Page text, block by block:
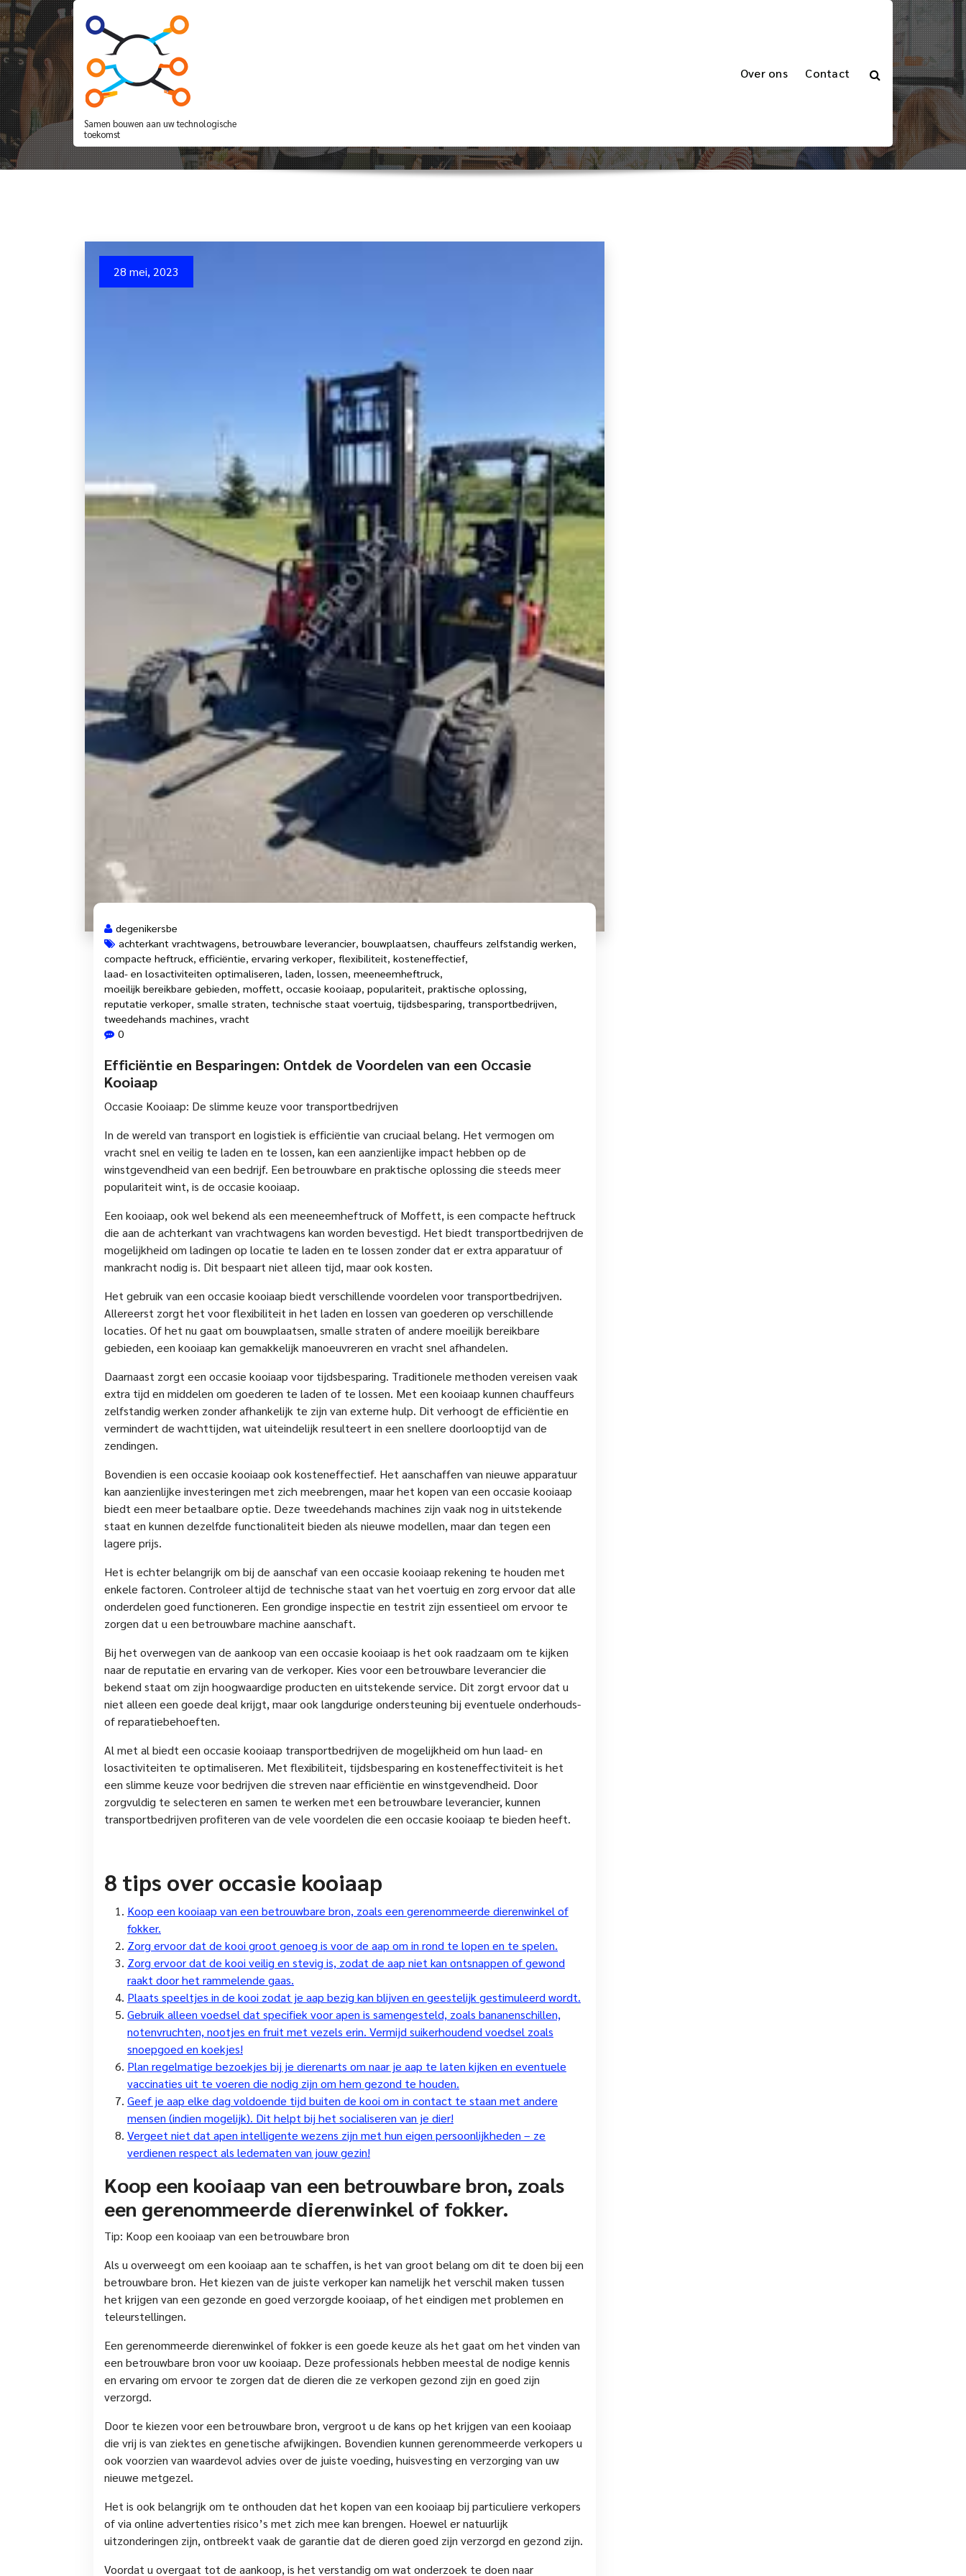
Spring
naar
de
inhoud
Samen bouwen aan uw technologische
toekomst
Over ons Contact
Efficiëntie en Besparingen: Ontdek de Voordelen van een Occasie Kooiaap
28 mei, 2023
degenikersbe
achterkant vrachtwagens, betrouwbare leverancier, bouwplaatsen, chauffeurs zelfstandig werken,
compacte heftruck, efficiëntie, ervaring verkoper, flexibiliteit, kosteneffectief,
laad- en losactiviteiten optimaliseren, laden, lossen, meeneemheftruck,
moeilijk bereikbare gebieden, moffett, occasie kooiaap, populariteit, praktische oplossing,
reputatie verkoper, smalle straten, technische staat voertuig, tijdsbesparing, transportbedrijven,
tweedehands machines, vracht
0
Efficiëntie en Besparingen: Ontdek de Voordelen van een Occasie
Kooiaap
Occasie Kooiaap: De slimme keuze voor transportbedrijven
In de wereld van transport en logistiek is efficiëntie van cruciaal belang. Het vermogen om
vracht snel en veilig te laden en te lossen, kan een aanzienlijke impact hebben op de
winstgevendheid van een bedrijf. Een betrouwbare en praktische oplossing die steeds meer
populariteit wint, is de occasie kooiaap.
Een kooiaap, ook wel bekend als een meeneemheftruck of Moffett, is een compacte heftruck
die aan de achterkant van vrachtwagens kan worden bevestigd. Het biedt transportbedrijven de
mogelijkheid om ladingen op locatie te laden en te lossen zonder dat er extra apparatuur of
mankracht nodig is. Dit bespaart niet alleen tijd, maar ook kosten.
Het gebruik van een occasie kooiaap biedt verschillende voordelen voor transportbedrijven.
Allereerst zorgt het voor flexibiliteit in het laden en lossen van goederen op verschillende
locaties. Of het nu gaat om bouwplaatsen, smalle straten of andere moeilijk bereikbare
gebieden, een kooiaap kan gemakkelijk manoeuvreren en vracht snel afhandelen.
Daarnaast zorgt een occasie kooiaap voor tijdsbesparing. Traditionele methoden vereisen vaak
extra tijd en middelen om goederen te laden of te lossen. Met een kooiaap kunnen chauffeurs
zelfstandig werken zonder afhankelijk te zijn van externe hulp. Dit verhoogt de efficiëntie en
vermindert de wachttijden, wat uiteindelijk resulteert in een snellere doorlooptijd van de
zendingen.
Bovendien is een occasie kooiaap ook kosteneffectief. Het aanschaffen van nieuwe apparatuur
kan aanzienlijke investeringen met zich meebrengen, maar het kopen van een occasie kooiaap
biedt een meer betaalbare optie. Deze tweedehands machines zijn vaak nog in uitstekende
staat en kunnen dezelfde functionaliteit bieden als nieuwe modellen, maar dan tegen een
lagere prijs.
Het is echter belangrijk om bij de aanschaf van een occasie kooiaap rekening te houden met
enkele factoren. Controleer altijd de technische staat van het voertuig en zorg ervoor dat alle
onderdelen goed functioneren. Een grondige inspectie en testrit zijn essentieel om ervoor te
zorgen dat u een betrouwbare machine aanschaft.
Bij het overwegen van de aankoop van een occasie kooiaap is het ook raadzaam om te kijken
naar de reputatie en ervaring van de verkoper. Kies voor een betrouwbare leverancier die
bekend staat om zijn hoogwaardige producten en uitstekende service. Dit zorgt ervoor dat u
niet alleen een goede deal krijgt, maar ook langdurige ondersteuning bij eventuele onderhouds-
of reparatiebehoeften.
Al met al biedt een occasie kooiaap transportbedrijven de mogelijkheid om hun laad- en
losactiviteiten te optimaliseren. Met flexibiliteit, tijdsbesparing en kosteneffectiviteit is het
een slimme keuze voor bedrijven die streven naar efficiëntie en winstgevendheid. Door
zorgvuldig te selecteren en samen te werken met een betrouwbare leverancier, kunnen
transportbedrijven profiteren van de vele voordelen die een occasie kooiaap te bieden heeft.
8 tips over occasie kooiaap
Koop een kooiaap van een betrouwbare bron, zoals een gerenommeerde dierenwinkel of
fokker.
Zorg ervoor dat de kooi groot genoeg is voor de aap om in rond te lopen en te spelen.
Zorg ervoor dat de kooi veilig en stevig is, zodat de aap niet kan ontsnappen of gewond
raakt door het rammelende gaas.
Plaats speeltjes in de kooi zodat je aap bezig kan blijven en geestelijk gestimuleerd wordt.
Gebruik alleen voedsel dat specifiek voor apen is samengesteld, zoals bananenschillen,
notenvruchten, nootjes en fruit met vezels erin. Vermijd suikerhoudend voedsel zoals
snoepgoed en koekjes!
Plan regelmatige bezoekjes bij je dierenarts om naar je aap te laten kijken en eventuele
vaccinaties uit te voeren die nodig zijn om hem gezond te houden.
Geef je aap elke dag voldoende tijd buiten de kooi om in contact te staan ​​met andere
mensen (indien mogelijk). Dit helpt bij het socialiseren van je dier!
Vergeet niet dat apen intelligente wezens zijn met hun eigen persoonlijkheden – ze
verdienen respect als ledematen van jouw gezin!
Koop een kooiaap van een betrouwbare bron, zoals
een gerenommeerde dierenwinkel of fokker.
Tip: Koop een kooiaap van een betrouwbare bron
Als u overweegt om een kooiaap aan te schaffen, is het van groot belang om dit te doen bij een
betrouwbare bron. Het kiezen van de juiste verkoper kan namelijk het verschil maken tussen
het krijgen van een gezonde en goed verzorgde kooiaap, of het eindigen met problemen en
teleurstellingen.
Een gerenommeerde dierenwinkel of fokker is een goede keuze als het gaat om het vinden van
een betrouwbare bron voor uw kooiaap. Deze professionals hebben meestal de nodige kennis
en ervaring om ervoor te zorgen dat de dieren die ze verkopen gezond zijn en goed zijn
verzorgd.
Door te kiezen voor een betrouwbare bron, vergroot u de kans op het krijgen van een kooiaap
die vrij is van ziektes en genetische afwijkingen. Bovendien kunnen gerenommeerde verkopers u
ook voorzien van waardevol advies over de juiste voeding, huisvesting en verzorging van uw
nieuwe metgezel.
Het is ook belangrijk om te onthouden dat het kopen van een kooiaap bij particuliere verkopers
of via online advertenties risico’s met zich mee kan brengen. Hoewel er natuurlijk
uitzonderingen zijn, ontbreekt vaak de garantie dat de dieren goed zijn verzorgd en gezond zijn.
Voordat u overgaat tot de aankoop, is het verstandig om wat onderzoek te doen naar